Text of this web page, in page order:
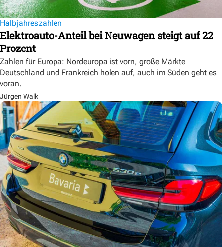
Halbjahreszahlen
Elektroauto-Anteil bei Neuwagen steigt auf 22
Prozent
Zahlen für Europa: Nordeuropa ist vorn, große Märkte
Deutschland und Frankreich holen auf, auch im Süden geht es
voran.
Jürgen Walk